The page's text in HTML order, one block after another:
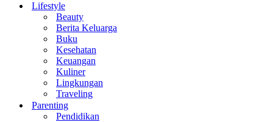
Lifestyle
Beauty
Berita Keluarga
Buku
Kesehatan
Keuangan
Kuliner
Lingkungan
Traveling
Parenting
Pendidikan